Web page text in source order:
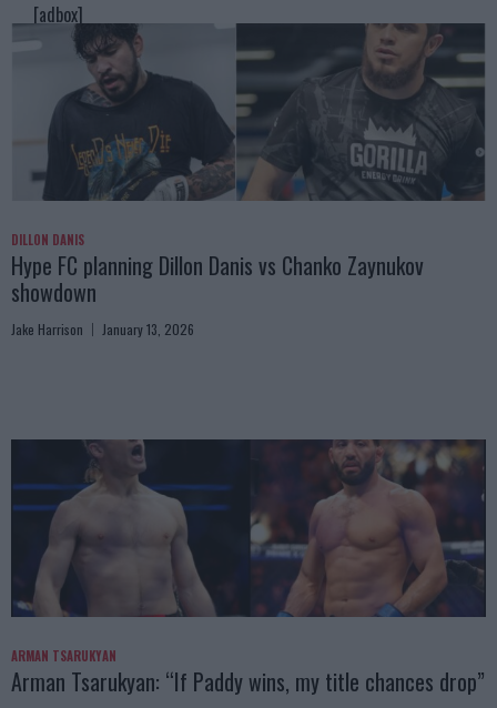
[adbox]
DILLON DANIS
Hype FC planning Dillon Danis vs Chanko Zaynukov
showdown
Jake Harrison January 13, 2026
ARMAN TSARUKYAN
Arman Tsarukyan: “If Paddy wins, my title chances drop”